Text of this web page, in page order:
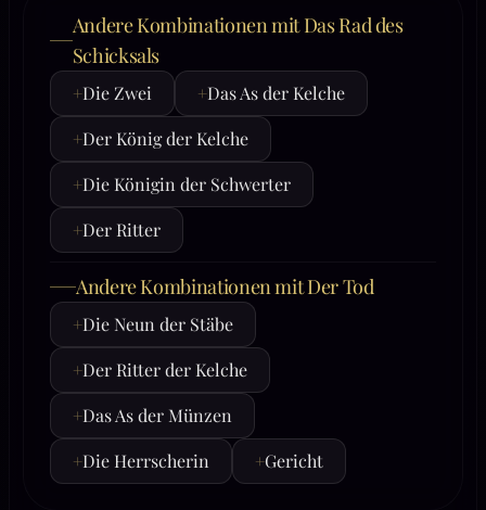
Andere Kombinationen mit Das Rad des
Schicksals
+Die Zwei +Das As der Kelche
+Der König der Kelche
+Die Königin der Schwerter
+Der Ritter
Andere Kombinationen mit Der Tod
+Die Neun der Stäbe
+Der Ritter der Kelche
+Das As der Münzen
+Die Herrscherin +Gericht